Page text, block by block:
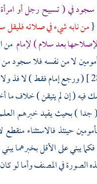
في ( تسبيح رجل أو
{من نابه شيء في صلاته فليقل
بعد سلام ) لإمام من
لا من نفسه فلا سجود
( ورجع إمام فقط ) لا فذ ولا
فيه ( إن لم يتيقن ) خلاف ما
( جدا ) بحيث يفيد خبرهم
حينئذ فالاستثناء
يبني على الأقل بخبرهما
الصورة فيالمصنفوأما لو